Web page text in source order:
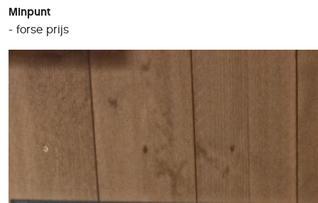
Minpunt
- forse prijs